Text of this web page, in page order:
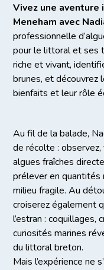
Vivez une aventure
Meneham avec
professionnelle
pour le littoral et ses
riche et vivant,
brunes, et découvrez
bienfaits et leur rôle
Au fil de la balade,
de récolte :
algues fraîches
prélever en quantités
milieu fragile. Au
croiserez également
l’estran :
curiosités marines
du littoral breton.
Mais l’expérience ne